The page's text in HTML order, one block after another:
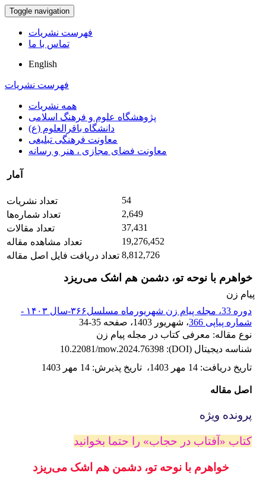
Toggle navigation
فهرست نشریات
تماس با ما
English
فهرست نشریات
همه نشریات
پژوهشگاه علوم و فرهنگ اسلامی
دانشگاه باقرالعلوم (ع)
معاونت فرهنگی تبلیغی
معاونت فضای مجازی ، هنر و رسانه
آمار
تعداد نشریات
54
تعداد شماره‌ها
2,649
تعداد مقالات
37,431
تعداد مشاهده مقاله
19,276,452
تعداد دریافت فایل اصل مقاله 8,812,726
خواهرم با نوحه‌ تو، دشمن هم اشک می‌ریزد
پیام زن
دوره 33، مجله پیام زن شهریورماه مسلسل۳۶۶-سال ۱۴۰۳ -
شماره پیاپی 366
، شهریور 1403 ، صفحه 34-35
نوع مقاله: معرفی کتاب در مجله پیام زن
شناسه دیجیتال (DOI):
10.22081/mow.2024.76398
تاریخ دریافت: 14 مهر 1403 ، تاریخ پذیرش: 14 مهر 1403
اصل مقاله
پرونده ویژه
کتاب «آفتاب در حجاب» را حتما بخوانید
خواهرم با نوحه‌ تو، دشمن هم اشک می‌ریزد